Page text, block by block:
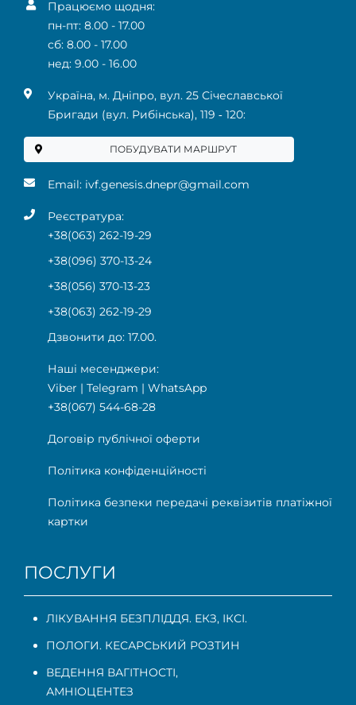
Працюємо щодня:
пн-пт: 8.00 - 17.00
сб: 8.00 - 17.00
нед: 9.00 - 16.00
Українa, м. Дніпро, вул. 25 Січеславської
Бригади (вул. Рибінська), 119 ‑ 120:
ПОБУДУВАТИ МАРШРУТ
Email: ivf.genesis.dnepr@gmail.com
Реєстратура:
+38(063) 262-19-29
+38(096) 370-13-24
+38(056) 370-13-23
+38(063) 262-19-29
Дзвонити до: 17.00.
Наші месенджери:
Viber | Telegram | WhatsApp
+38(067) 544-68-28
Договір публічної оферти
Політика конфіденційності
Політика безпеки передачі реквізитів платіжної
картки
ПОСЛУГИ
ЛІКУВАННЯ БЕЗПЛІДДЯ. ЕКЗ, ІКСІ.
ПОЛОГИ. КЕСАРСЬКИЙ РОЗТИН
ВЕДЕННЯ ВАГІТНОСТІ,
АМНІОЦЕНТЕЗ